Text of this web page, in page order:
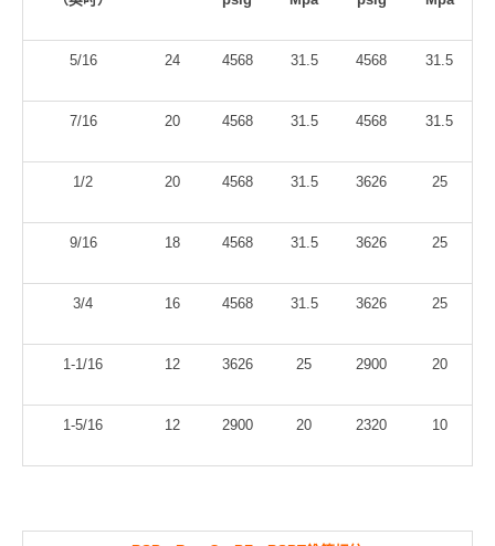
5/16 24 4568 31.5 4568 31.5
7/16 20 4568 31.5 4568 31.5
1/2 20 4568 31.5 3626 25
9/16 18 4568 31.5 3626 25
3/4 16 4568 31.5 3626 25
1-1/16 12 3626 25 2900 20
1-5/16 12 2900 20 2320 10